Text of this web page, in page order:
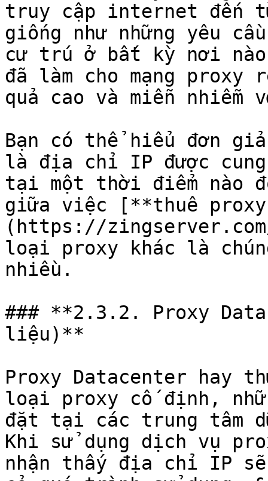
truy cập internet đến
giống như những yêu
cư trú ở bất kỳ nơi
đã làm cho mạng
quả cao và miễn
Bạn có thể hiểu đơn
là địa chỉ IP được cung
tại một thời điểm nào
giữa việc [**thuê
(https://
loại proxy khác là
nhiều.
### **2.3.2. Proxy
liệu)**
Proxy Datacenter hay
loại proxy cố định,
đặt tại các trung tâm
Khi sử dụng dịch vụ
nhận thấy địa chỉ IP